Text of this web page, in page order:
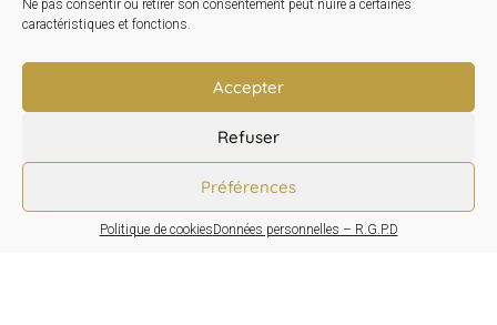
Ne pas consentir ou retirer son consentement peut nuire à certaines
caractéristiques et fonctions.
Accepter
Refuser
Préférences
Politique de cookiesDonnées personnelles – R.G.P.D
10 Oct. 2026